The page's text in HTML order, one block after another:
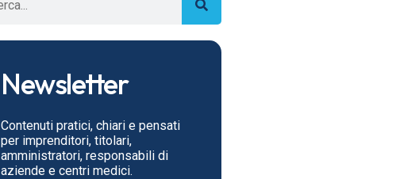
Newsletter
Contenuti pratici, chiari e pensati
per imprenditori, titolari,
amministratori, responsabili di
aziende e centri medici.